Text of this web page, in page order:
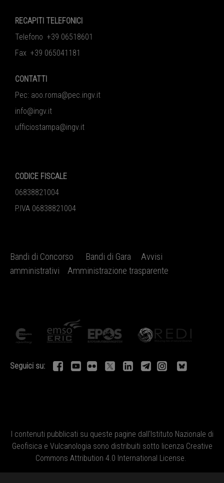
RECAPITI TELEFONICI
Telefono +39 06518601
Fax +39 065041181
CONTATTI
Pec: aoo.roma@pec.ingv.it
info@ingv.it
ufficiostampa@ingv.it
CODICE FISCALE
06838821004
P.IVA 06838821004
Bandi di Concorso Bandi di Gara
Avvisi
amministrativi
Amministrazione trasparente
Seguici su:
I contenuti pubblicati su queste pagine dall'Istituto Nazionale di
Geofisica e Vulcanologia sono distribuiti sotto licenza Creative
Commons Attribution 4.0 International License